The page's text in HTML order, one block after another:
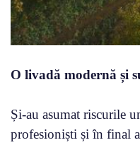
O livadă modernă și
Și-au asumat riscurile
profesioniști și în final